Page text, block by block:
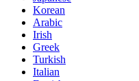
Korean
Arabic
Irish
Greek
Turkish
Italian